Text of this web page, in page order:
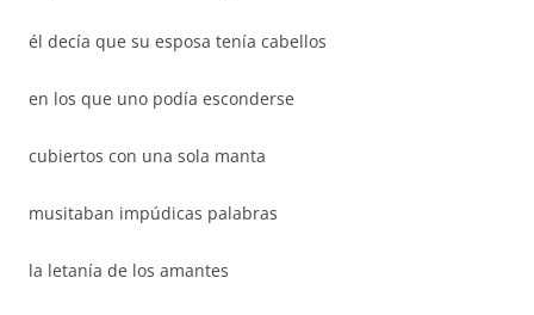
él decía que su esposa tenía cabellos
en los que uno podía esconderse
cubiertos con una sola manta
musitaban impúdicas palabras
la letanía de los amantes